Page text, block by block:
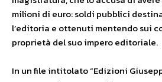
milioni di euro: soldi pubblici
l’editoria e ottenuti mentendo sui
proprietà del suo impero editoriale.
In un file intitolato “Edizioni